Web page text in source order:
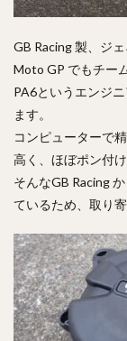
GB Racing 製、ジ
Moto GP でもチー
PA6というエンジ
ます。
コンピューターで
高く、ほぼポン付
そんなGB Racing
ているため、取り